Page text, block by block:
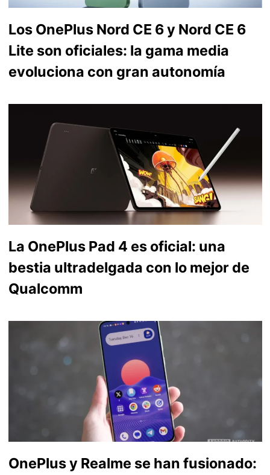
Los OnePlus Nord CE 6 y Nord CE 6
Lite son oficiales: la gama media
evoluciona con gran autonomía
La OnePlus Pad 4 es oficial: una
bestia ultradelgada con lo mejor de
Qualcomm
OnePlus y Realme se han fusionado: